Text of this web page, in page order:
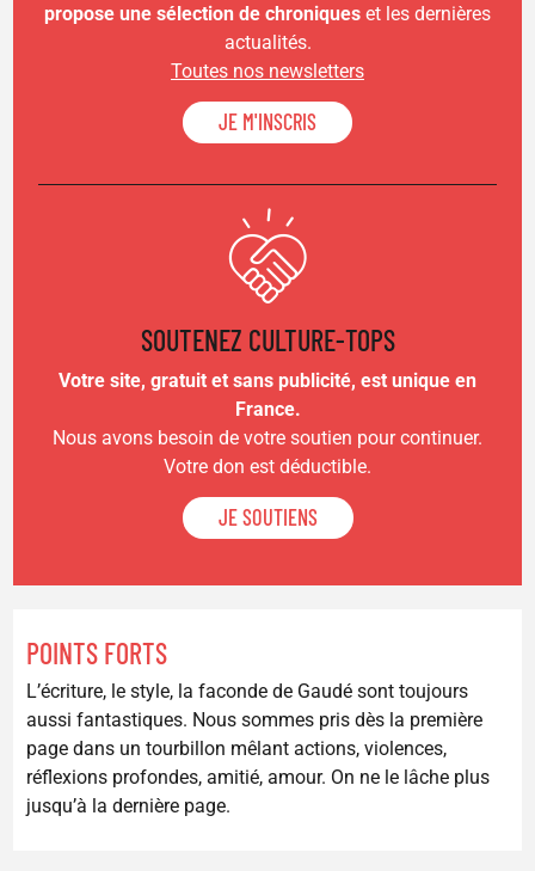
propose une sélection de chroniques et les dernières
actualités.
Toutes nos newsletters
JE M'INSCRIS
SOUTENEZ CULTURE-TOPS
Votre site, gratuit et sans publicité, est unique en
France.
Nous avons besoin de votre soutien pour continuer.
Votre don est déductible.
JE SOUTIENS
POINTS FORTS
L’écriture, le style, la faconde de Gaudé sont toujours
aussi fantastiques. Nous sommes pris dès la première
page dans un tourbillon mêlant actions, violences,
réflexions profondes, amitié, amour. On ne le lâche plus
jusqu’à la dernière page.